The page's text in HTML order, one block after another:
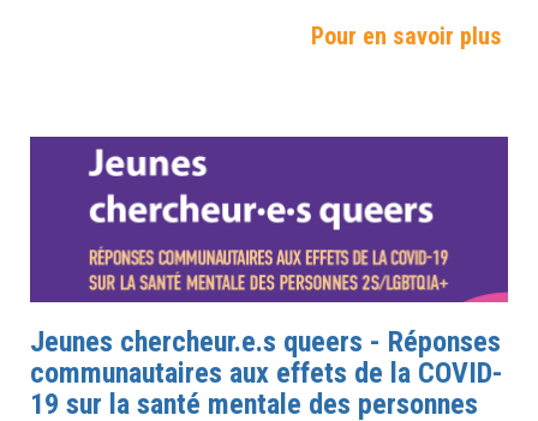
Pour en savoir plus
Jeunes chercheur.e.s queers - Réponses
communautaires aux effets de la COVID-
19 sur la santé mentale des personnes